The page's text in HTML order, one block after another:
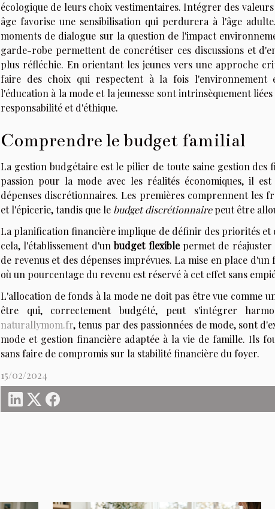
écologique de leurs choix vestimentaires. Intégrer des
âge favorise une sensibilisation qui perdurera à l'âge
moments de dialogue sur la question de l'impact
garde-robe permettent de concrétiser ces discussions et
plus réfléchie. En orientant les jeunes vers une approche
faire des choix qui respectent à la fois l'environnement
l'éducation à la mode et la jeunesse sont intrinsèquement
responsabilité et d'éthique.
Comprendre le budget familial
La gestion budgétaire est le pilier de toute saine gestion des
passion pour la mode avec les réalités économiques, il
dépenses discrétionnaires. Les premières comprennent les
et l'épicerie, tandis que le budget discrétionnairepeut être
La planification financière implique de définir des priorités et
cela, l'établissement d'unbudget flexiblepermet de réajuster
de revenus et des dépenses imprévues. La mise en place
où un pourcentage du revenu est réservé à cet effet sans
L'allocation de fonds à la mode ne doit pas être vue comme
être qui, correctement budgété, peut s'intégrer
naturallymom.fr, tenus par des passionnées de mode, sont
mode et gestion financière adaptée à la vie de famille. Ils
sans faire de compromis sur la stabilité financière du foyer.
15/02/2024